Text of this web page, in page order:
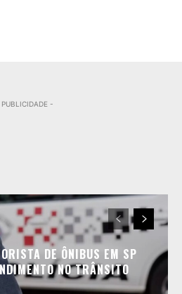
-
DE ÔNIBUS EM SP
NO TRÂNSITO